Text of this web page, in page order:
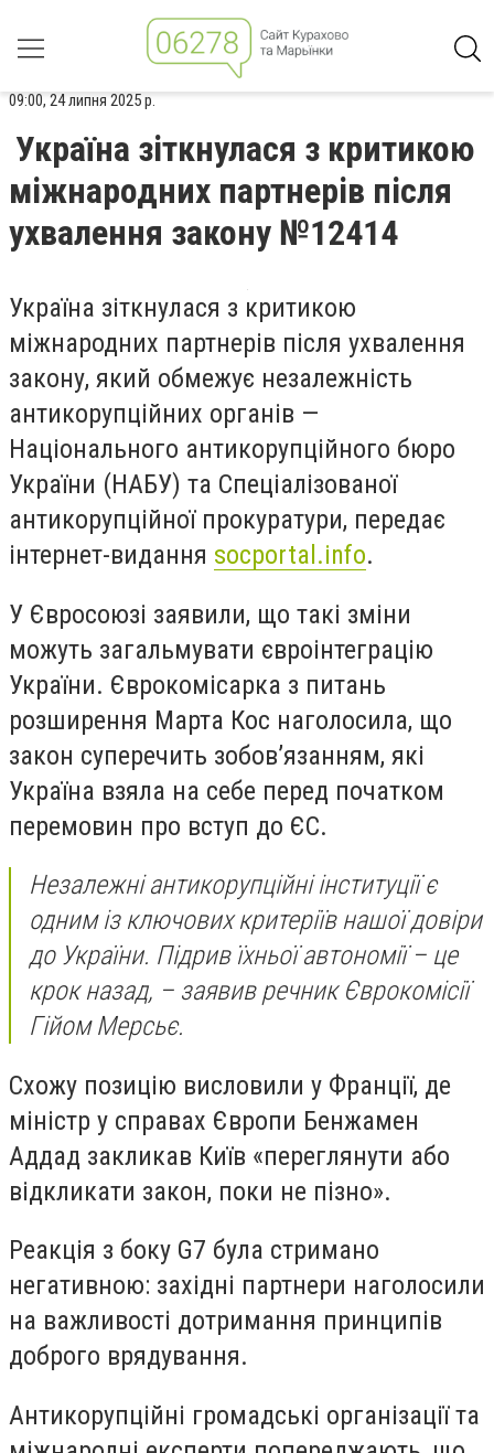
09:00, 24 липня 2025 р.
Україна зіткнулася з критикою
міжнародних партнерів після
ухвалення закону №12414
Україна зіткнулася з критикою
міжнародних партнерів після ухвалення
закону, який обмежує незалежність
антикорупційних органів —
Національного антикорупційного бюро
України (НАБУ) та Спеціалізованої
антикорупційної прокуратури, передає
інтернет-видання socportal.info.
У Євросоюзі заявили, що такі зміни
можуть загальмувати євроінтеграцію
України. Єврокомісарка з питань
розширення Марта Кос наголосила, що
закон суперечить зобов’язанням, які
Україна взяла на себе перед початком
перемовин про вступ до ЄС.
Незалежні антикорупційні інституції є
одним із ключових критеріїв нашої довіри
до України. Підрив їхньої автономії – це
крок назад, – заявив речник Єврокомісії
Гійом Мерсьє.
Схожу позицію висловили у Франції, де
міністр у справах Європи Бенжамен
Аддад закликав Київ «переглянути або
відкликати закон, поки не пізно».
Реакція з боку G7 була стримано
негативною: західні партнери наголосили
на важливості дотримання принципів
доброго врядування.
Антикорупційні громадські організації та